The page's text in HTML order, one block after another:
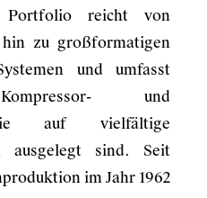
Portfolio reicht von
zu großformatigen
und umfasst
und
auf vielfältige
ausgelegt sind. Seit
im Jahr 1962